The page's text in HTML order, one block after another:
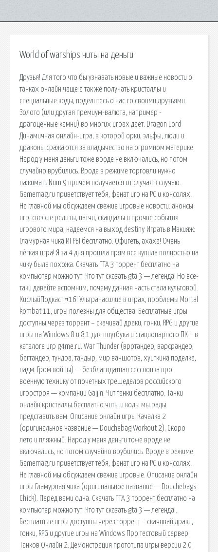
World of warships читы на деньги
Друзья! Для того что бы узнавать новые и важные новости о
танках онлайн чаще а так же получать кристаллы и
специальные коды, поделитесь о нас со своими друзьями.
Золото (или другая премиум-валюта, например -
драгоценные камни) во многих играх даёт. Dragon Lord
Динамичная онлайн-игра, в которой орки, эльфы, люди и
драконы сражаются за владычество на огромном материке.
Народ у меня деньги тоже вроде не включались, но потом
случайно врубились. Вроде в режиме торговли нужно
нажимать Num 9 причем получается от случая к случаю.
Gamemag.ru приветствует тебя, фанат игр на PC и консолях.
На главной мы обсуждаем свежие игровые новости: анонсы
игр, свежие релизы, патчи, скандалы и прочие события
игрового мира, надеемся на выход destiny Играть в Макияж:
Гламурная чика ИГРЫ бесплатно. Офигеть, ахаха! Очень
лёгкая игра! Я за 4 дня прошла прям все купила полностью на
чику была похожа. Скачать ГТА 3 торрент бесплатно на
компьютер можно тут. Что тут сказать gta 3 — легенда! Но все-
таки давайте вспомним, почему данная часть стала культовой.
КислыйПодкаст #16. Ультранасилие в играх, проблемы Mortal
kombat 11, игры полезны для общества. Бесплатные игры
доступны через торрент – скачивай драки, гонки, RPG и другие
игры на Windows 8 и 8.1 для ноутбука и стационарного ПК – в
каталоге игр g4me.ru. War Thunder (вротандер, варсрандер,
багтандер, тундра, тандыр, мир ваншотов, хуиткина поделка,
надм. Гром войны) — безблагодатная сессионка про
военную технику от почетных трешеделов российского
игростроя — компании Gaijin. Чит танки бесплатно. Танки
онлайн кристаллы бесплатно читы и коды мы рады
представить вам. Описание онлайн игры Качалка 2
(оригинальное название — Douchebag Workout 2). Скоро
лето и пляжный. Народ у меня деньги тоже вроде не
включались, но потом случайно врубились. Вроде в режиме.
Gamemag.ru приветствует тебя, фанат игр на PC и консолях.
На главной мы обсуждаем свежие игровые. Описание онлайн
игры Гламурная чика (оригинальное название — Douchebags
Chick). Перед вами одна. Скачать ГТА 3 торрент бесплатно на
компьютер можно тут. Что тут сказать gta 3 — легенда!.
Бесплатные игры доступны через торрент – скачивай драки,
гонки, RPG и другие игры на Windows Про тестовый сервер
Танков Онлайн 2. Демонстрация прототипа игры версии 2.0